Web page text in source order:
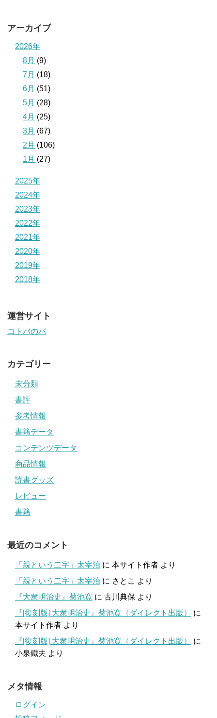
アーカイブ
2026年
8月 (9)
7月 (18)
6月 (51)
5月 (28)
4月 (25)
3月 (67)
2月 (106)
1月 (27)
2025年
2024年
2023年
2022年
2021年
2020年
2019年
2018年
運営サイト
コトバのバ
カテゴリー
未分類
書評
参考情報
書籍データ
コンテンツデータ
商品情報
読書グッズ
レビュー
書籍
最近のコメント
「親という二字」太宰治 に 本サイト作者 より
「親という二字」太宰治 に さとこ より
『大衆明治史』菊池寛 に 古川典保 より
『[復刻版] 大衆明治史』菊池寛（ダイレクト出版）
に
本サイト作者 より
『[復刻版] 大衆明治史』菊池寛（ダイレクト出版）
に
小泉鐵夫 より
メタ情報
ログイン